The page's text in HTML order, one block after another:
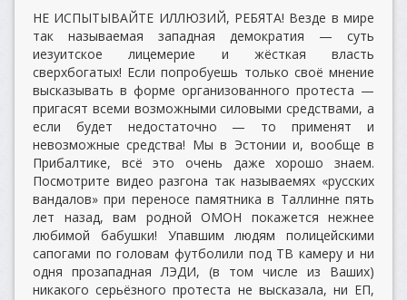
НЕ ИСПЫТЫВАЙТЕ ИЛЛЮЗИЙ, РЕБЯТА! Везде в мире
так называемая западная демократия — суть
иезуитское лицемерие и жёсткая власть
сверхбогатых! Если попробуешь только своё мнение
высказывать в форме организованного протеста —
пригасят всеми возможными силовыми средствами, а
если будет недостаточно — то применят и
невозможные средства! Мы в Эстонии и, вообще в
Прибалтике, всё это очень даже хорошо знаем.
Посмотрите видео разгона так называемях «русских
вандалов» при переносе памятника в Таллинне пять
лет назад, вам родной ОМОН покажется нежнее
любимой бабушки! Упавшим людям полицейскими
сапогами по головам футболили под ТВ камеру и ни
одня прозападная ЛЭДИ, (в том числе из Ваших)
никакого серьёзного протеста не высказала, ни ЕП,